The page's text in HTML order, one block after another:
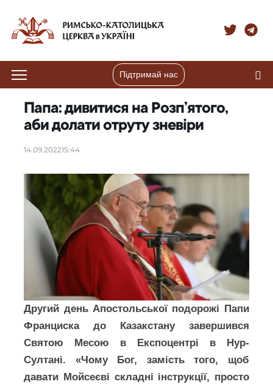
Підтримай нас
Папа: дивитися на Розп’ятого,
аби долати отруту зневіри
14.09.202215:44
Другий день Апостольської подорожі Папи
Франциска до Казакстану завершився
Святою Месою в Експоцентрі в Нур-
Султані. «Чому Бог, замість того, щоб
давати Мойсеєві складні інструкції, просто